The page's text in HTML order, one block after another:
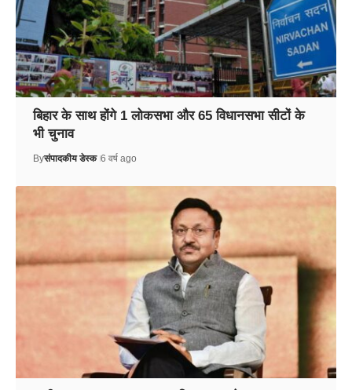
बिहार के साथ होंगे 1 लोकसभा और 65 विधानसभा सीटों के
भी चुनाव
Byसंपादकीय डेस्क 6 वर्ष ago